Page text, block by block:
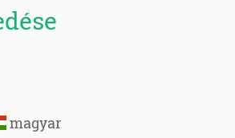
magyar